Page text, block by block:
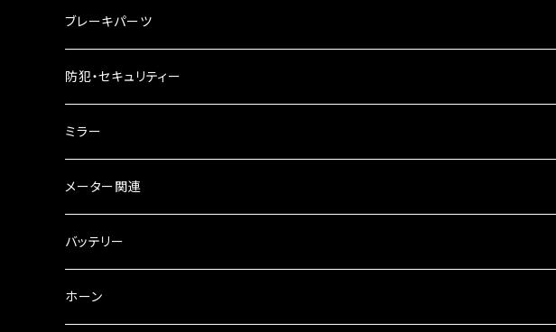
ケミカル
2スト用エンジンオイル
ギアオイル
オイルクーラー
ラジエーター
フォークオイル
マフラーガード
バンテージタイプ
スリップオン
サイレンサー
ブレーキパーツ
ブレーキシュー
ブレーキパット
ブレーキオイル
その他
防犯・セキュリティー
ミラー
ミラー本体
ミラーアダプター
ミラーその他
メーター関連
スピードメーター
タコメーター
バッテリー
バッテリー充電器
ホーン